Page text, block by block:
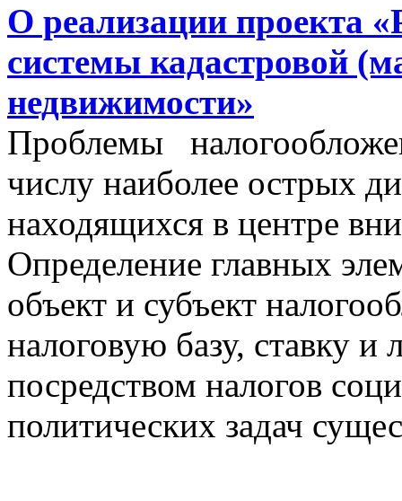
О реализации проекта
системы кадастровой
недвижимости»
Проблемы
числу наиболее острых
находящихся в центре
Определение главных
объект и субъект
налоговую базу, ставку и
посредством налогов
политических задач